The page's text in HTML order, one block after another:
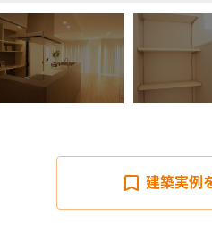
建築実例